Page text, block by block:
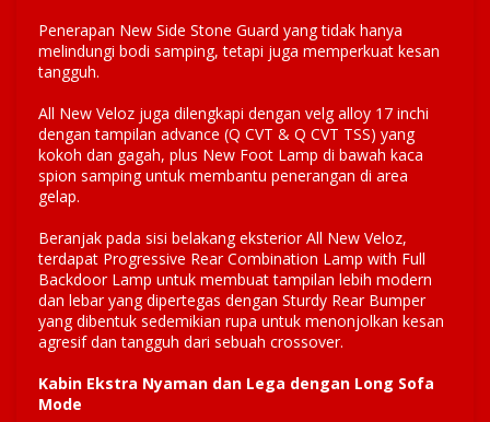
Penerapan New Side Stone Guard yang tidak hanya
melindungi bodi samping, tetapi juga memperkuat kesan
tangguh.
All New Veloz juga dilengkapi dengan velg alloy 17 inchi
dengan tampilan advance (Q CVT & Q CVT TSS) yang
kokoh dan gagah, plus New Foot Lamp di bawah kaca
spion samping untuk membantu penerangan di area
gelap.
Beranjak pada sisi belakang eksterior All New Veloz,
terdapat Progressive Rear Combination Lamp with Full
Backdoor Lamp untuk membuat tampilan lebih modern
dan lebar yang dipertegas dengan Sturdy Rear Bumper
yang dibentuk sedemikian rupa untuk menonjolkan kesan
agresif dan tangguh dari sebuah crossover.
Kabin Ekstra Nyaman dan Lega dengan Long Sofa
Mode